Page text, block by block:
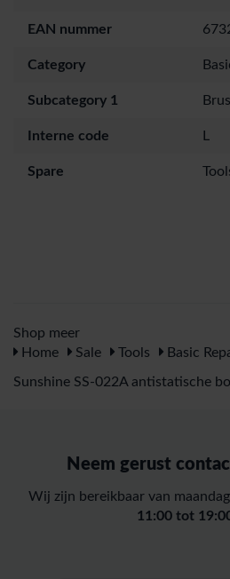
EAN nummer
Category
Subcategory 1
Interne code L
Spare
Shop meer
Home
Sale Tools Basic
Sunshine SS-022A antistatische
Neem gerust
Wij zijn bereikbaar van
11:00 tot